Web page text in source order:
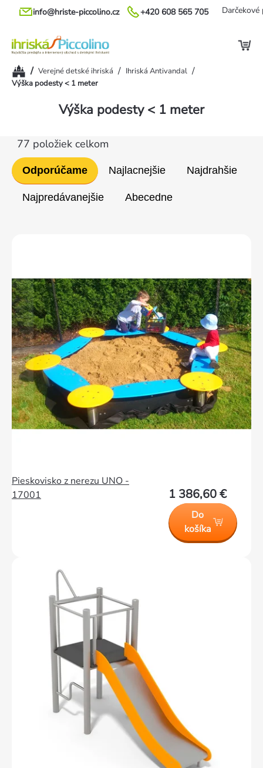
Prejsť
+420 608 565 705
info@hriste-piccolino.cz Darčekové
Domov
/ Verejné detské ihriská / Ihriská Antivandal /
Výška podesty < 1 meter
Výška podesty < 1 meter
Radenie
produktov
Odporúčame Najlacnejšie Najdrahšie
Najpredávanejšie Abecedne
77 položiek celkom
Pieskovisko z nerezu UNO -
17001
1 386,60 €
Do
košíka